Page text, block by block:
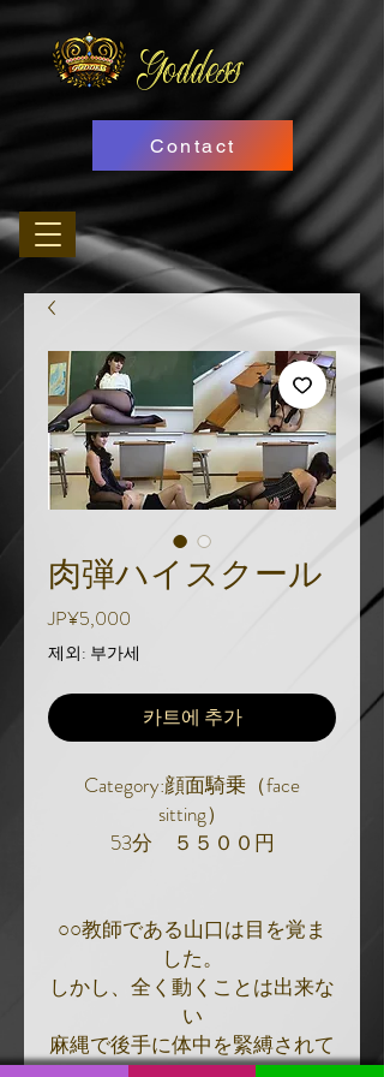
Goddess
Contact
肉弾ハイスクール
JP¥5,000
격
제외: 부가세
카트에 추가
Category:顔面騎乗（face
sitting）
53分 ５５００円
○○教師である山口は目を覚ま
した。
しかし、全く動くことは出来な
い
麻縄で後手に体中を緊縛されて